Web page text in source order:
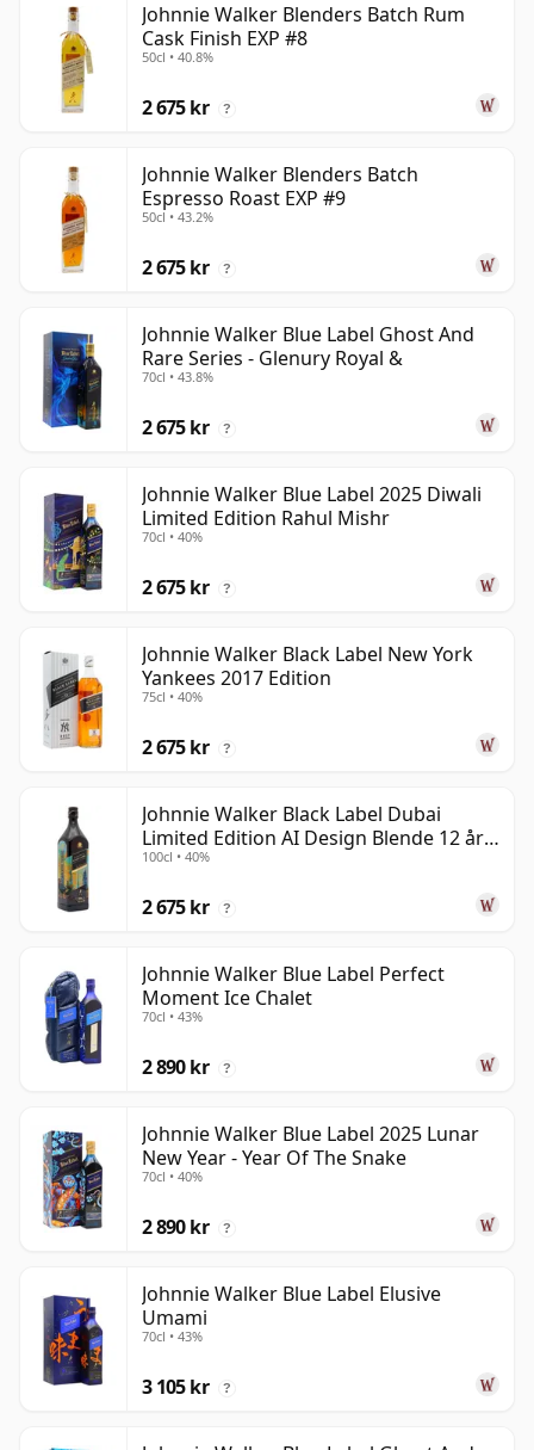
Johnnie Walker Blenders Batch Rum
Cask Finish EXP #8
50cl • 40.8%
2 675 kr ?
Johnnie Walker Blenders Batch
Espresso Roast EXP #9
50cl • 43.2%
2 675 kr ?
Johnnie Walker Blue Label Ghost And
Rare Series - Glenury Royal &
70cl • 43.8%
2 675 kr ?
Johnnie Walker Blue Label 2025 Diwali
Limited Edition Rahul Mishr
70cl • 40%
2 675 kr ?
Johnnie Walker Black Label New York
Yankees 2017 Edition
75cl • 40%
2 675 kr ?
Johnnie Walker Black Label Dubai
Limited Edition AI Design Blende 12 år
gammal
100cl • 40%
2 675 kr ?
Johnnie Walker Blue Label Perfect
Moment Ice Chalet
70cl • 43%
2 890 kr ?
Johnnie Walker Blue Label 2025 Lunar
New Year - Year Of The Snake
70cl • 40%
2 890 kr ?
Johnnie Walker Blue Label Elusive
Umami
70cl • 43%
3 105 kr ?